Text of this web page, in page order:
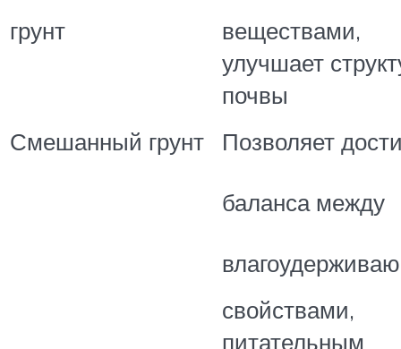
грунт
веществами,
улучшает
почвы
Смешанный грунт
Позволяет
баланса между
свойствами,
питательным